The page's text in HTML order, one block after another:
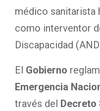
médico sanitarista
como interventor
Discapacidad
El Gobierno
Emergencia
través del Decreto